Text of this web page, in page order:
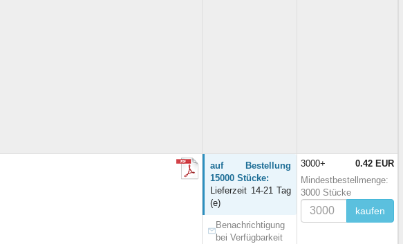
auf Bestellung
15000 Stücke:
Lieferzeit 14-21 Tag
(e)
Benachrichtigung
bei Verfügbarkeit
3000+
0.42 EUR
Mindestbestellmenge:
3000 Stücke
kaufen